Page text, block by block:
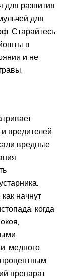
для развития
для
Старайтесь
в
и не
вредителей.
вредные
начнут
когда
медного
препарат